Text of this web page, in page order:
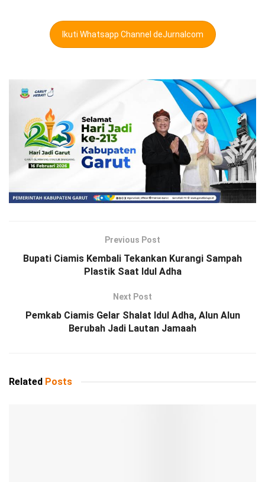
Ikuti Whatsapp Channel deJurnalcom
Previous Post
Bupati Ciamis Kembali Tekankan Kurangi Sampah
Plastik Saat Idul Adha
Next Post
Pemkab Ciamis Gelar Shalat Idul Adha, Alun Alun
Berubah Jadi Lautan Jamaah
Related Posts